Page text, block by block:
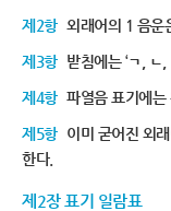
제2항 외래어의 1 음운
제3항 받침에는 ‘ㄱ, ㄴ
제4항 파열음 표기에는
제5항 이미 굳어진 외
한다.
제2장 표기 일람표